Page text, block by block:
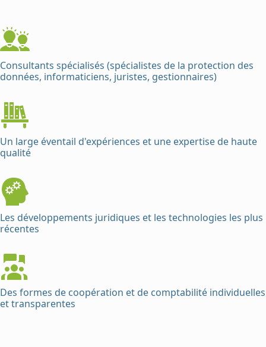
Consultants spécialisés (spécialistes de la protection des
données, informaticiens, juristes, gestionnaires)
Un large éventail d'expériences et une expertise de haute
qualité
Les développements juridiques et les technologies les plus
récentes
Des formes de coopération et de comptabilité individuelles
et transparentes